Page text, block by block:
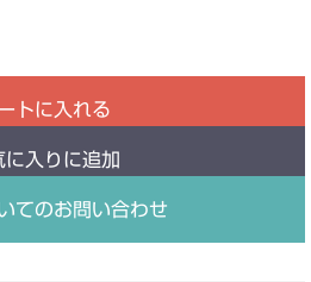
トに入れる
に入りに追加
てのお問い合わせ